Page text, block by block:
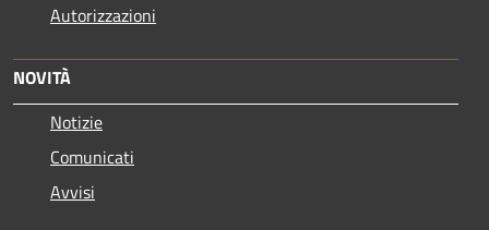
Autorizzazioni
NOVITÀ
Notizie
Comunicati
Avvisi